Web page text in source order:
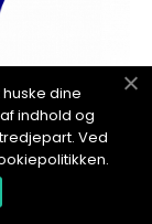
ultimate
dine
indhold og
Ved